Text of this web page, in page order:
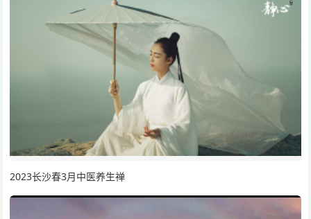
2023长沙春3月中医养生禅